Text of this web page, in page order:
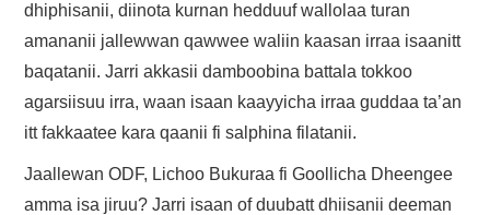
dhiphisanii, diinota kurnan hedduuf wallolaa turan
amananii jallewwan qawwee waliin kaasan irraa isaanitt
baqatanii. Jarri akkasii damboobina battala tokkoo
agarsiisuu irra, waan isaan kaayyicha irraa guddaa ta’an
itt fakkaatee kara qaanii fi salphina filatanii.
Jaallewan ODF, Lichoo Bukuraa fi Goollicha Dheengee
amma isa jiruu? Jarri isaan of duubatt dhiisanii deeman